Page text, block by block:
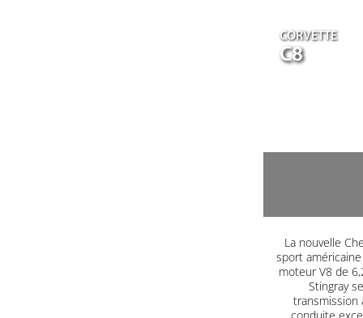
CORVETTE
C8
La nouvelle
sport
moteur V8 de
Stingray
transmission